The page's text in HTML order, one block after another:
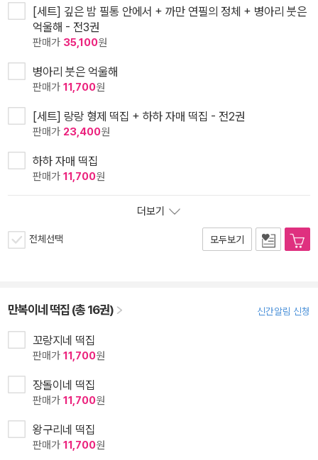
[세트] 깊은 밤 필통 안에서 + 까만 연필의 정체 + 병아리 붓은
억울해 - 전3권
판매가 35,100원
병아리 붓은 억울해
판매가 11,700원
[세트] 랑랑 형제 떡집 + 하하 자매 떡집 - 전2권
판매가 23,400원
하하 자매 떡집
판매가 11,700원
더보기
전체선택 모두보기
만복이네 떡집 (총 16권) 신간알림 신청
꼬랑지네 떡집
판매가 11,700원
장돌이네 떡집
판매가 11,700원
왕구리네 떡집
판매가 11,700원